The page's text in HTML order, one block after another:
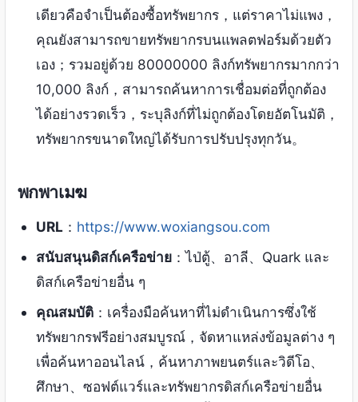
เดียวคือจำเป็นต้องซื้อทรัพยากร，แต่ราคาไม่แพง，
คุณยังสามารถขายทรัพยากรบนแพลตฟอร์มด้วยตัว
เอง；รวมอยู่ด้วย 80000000 ลิงก์ทรัพยากรมากกว่า
10,000 ลิงก์，สามารถค้นหาการเชื่อมต่อที่ถูกต้อง
ได้อย่างรวดเร็ว，ระบุลิงก์ที่ไม่ถูกต้องโดยอัตโนมัติ，
ทรัพยากรขนาดใหญ่ได้รับการปรับปรุงทุกวัน。
พกพาเมฆ
URL ： https://www.woxiangsou.com
สนับสนุนดิสก์เครือข่าย ：ไป่ตู้、อาลี、Quark และ
ดิสก์เครือข่ายอื่น ๆ
คุณสมบัติ ：เครื่องมือค้นหาที่ไม่ดำเนินการซึ่งใช้
ทรัพยากรฟรีอย่างสมบูรณ์，จัดหาแหล่งข้อมูลต่าง ๆ
เพื่อค้นหาออนไลน์，ค้นหาภาพยนตร์และวิดีโอ、
ศึกษา、ซอฟต์แวร์และทรัพยากรดิสก์เครือข่ายอื่น